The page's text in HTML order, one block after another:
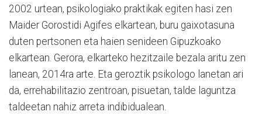
2002 urtean, psikologiako praktikak egiten hasi zen
Maider Gorostidi Agifes elkartean, buru gaixotasuna
duten pertsonen eta haien senideen Gipuzkoako
elkartean. Gerora, elkarteko hezitzaile bezala aritu zen
lanean, 2014ra arte. Eta geroztik psikologo lanetan ari
da, errehabilitazio zentroan, pisuetan, talde laguntza
taldeetan nahiz arreta indibidualean.